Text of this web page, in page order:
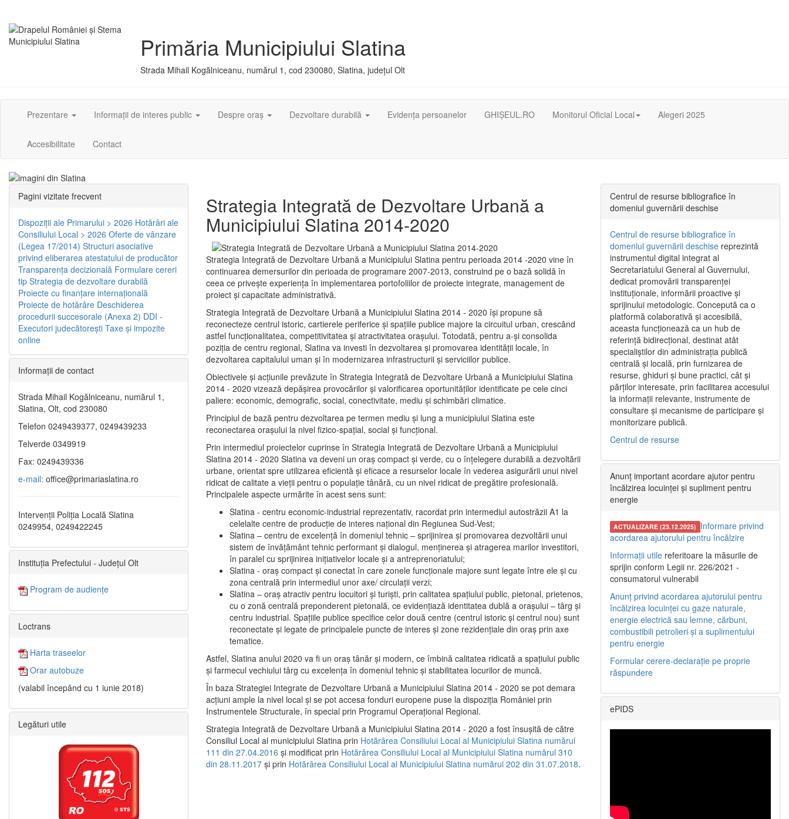
Primăria Municipiului Slatina
Strada Mihail Kogălniceanu, numărul 1, cod 230080, Slatina, județul Olt
Prezentare Informații de interes public Despre oraș Dezvoltare durabilă Evidența persoanelor GHIȘEUL.RO Monitorul Oficial Local Alegeri 2025
Accesibilitate Contact
Strategia Integrată de Dezvoltare Urbană a
Municipiului Slatina 2014-2020
Strategia Integrată de Dezvoltare Urbană a Municipiului Slatina pentru perioada 2014 -2020 vine în
continuarea demersurilor din perioada de programare 2007-2013, construind pe o bază solidă în
ceea ce priveşte experienţa în implementarea portofoliilor de proiecte integrate, management de
proiect și capacitate administrativă.
Strategia Integrată de Dezvoltare Urbană a Municipiului Slatina 2014 - 2020 își propune să
reconecteze centrul istoric, cartierele periferice şi spaţiile publice majore la circuitul urban, crescând
astfel funcţionalitatea, competitivitatea şi atractivitatea oraşului. Totodată, pentru a-şi consolida
poziţia de centru regional, Slatina va investi în dezvoltarea şi promovarea identităţii locale, în
dezvoltarea capitalului uman şi în modernizarea infrastructurii şi serviciilor publice.
Obiectivele şi acţiunile prevăzute în Strategia Integrată de Dezvoltare Urbană a Municipiului Slatina
2014 - 2020 vizează depășirea provocărilor şi valorificarea oportunităţilor identificate pe cele cinci
paliere: economic, demografic, social, conectivitate, mediu şi schimbări climatice.
Principiul de bază pentru dezvoltarea pe termen mediu şi lung a municipiului Slatina este
reconectarea oraşului la nivel fizico-spaţial, social şi funcţional.
Prin intermediul proiectelor cuprinse în Strategia Integrată de Dezvoltare Urbană a Municipiului
Slatina 2014 - 2020 Slatina va deveni un oraş compact şi verde, cu o înţelegere durabilă a dezvoltării
urbane, orientat spre utilizarea eficientă şi eficace a resurselor locale în vederea asigurării unui nivel
ridicat de calitate a vieţii pentru o populaţie tânără, cu un nivel ridicat de pregătire profesională.
Principalele aspecte urmărite în acest sens sunt:
Slatina - centru economic-industrial reprezentativ, racordat prin intermediul autostrăzii A1 la
celelalte centre de producţie de interes naţional din Regiunea Sud-Vest;
Slatina – centru de excelenţă în domeniul tehnic – sprijinirea şi promovarea dezvoltării unui
sistem de învăţământ tehnic performant şi dialogul, menţinerea şi atragerea marilor investitori,
în paralel cu sprijinirea iniţiativelor locale şi a antreprenoriatului;
Slatina - oraş compact şi conectat în care zonele funcţionale majore sunt legate între ele şi cu
zona centrală prin intermediul unor axe/ circulații verzi;
Slatina – oraş atractiv pentru locuitori şi turişti, prin calitatea spaţiului public, pietonal, prietenos,
cu o zonă centrală preponderent pietonală, ce evidenţiază identitatea dublă a oraşului – târg şi
centru industrial. Spaţiile publice specifice celor două centre (centrul istoric şi centrul nou) sunt
reconectate şi legate de principalele puncte de interes şi zone rezidenţiale din oraş prin axe
tematice.
Astfel, Slatina anului 2020 va fi un oraş tânăr şi modern, ce îmbină calitatea ridicată a spaţiului public
şi farmecul vechiului târg cu excelenţa în domeniul tehnic şi stabilitatea locurilor de muncă.
În baza Strategiei Integrate de Dezvoltare Urbană a Municipiului Slatina 2014 - 2020 se pot demara
acţiuni ample la nivel local şi se pot accesa fonduri europene puse la dispoziţia României prin
Instrumentele Structurale, în special prin Programul Operațional Regional.
Strategia Integrată de Dezvoltare Urbană a Municipiului Slatina 2014 - 2020 a fost însuşită de către
Consiliul Local al municipiului Slatina prin Hotărârea Consiliului Local al Municipiului Slatina numărul
111 din 27.04.2016 și modificat prin Hotărârea Consiliului Local al Municipiului Slatina numărul 310
din 28.11.2017 și prin Hotărârea Consiliului Local al Municipiului Slatina numărul 202 din 31.07.2018.
Pagini vizitate frecvent
Dispoziţii ale Primarului > 2026 Hotărâri ale
Consiliului Local > 2026 Oferte de vânzare
(Legea 17/2014) Structuri asociative
privind eliberarea atestatului de producător
Transparenţa decizională Formulare cereri
tip Strategia de dezvoltare durabilă
Proiecte cu finanţare internaţională
Proiecte de hotărâre Deschiderea
procedurii succesorale (Anexa 2) DDI -
Executori judecătorești Taxe şi impozite
online
Informaţii de contact
Strada Mihail Kogălniceanu, numărul 1,
Slatina, Olt, cod 230080
Telefon 0249439377, 0249439233
Telverde 0349919
Fax: 0249439336
e-mail: office@primariaslatina.ro
Intervenții Poliția Locală Slatina
0249954, 0249422245
Instituția Prefectului - Județul Olt
Program de audiențe
Loctrans
Harta traseelor
Orar autobuze
(valabil începând cu 1 iunie 2018)
Legături utile
Centrul de resurse bibliografice în
domeniul guvernării deschise
Centrul de resurse bibliografice în
domeniul guvernării deschise reprezintă
instrumentul digital integrat al
Secretariatului General al Guvernului,
dedicat promovării transparenței
instituționale, informării proactive și
sprijinului metodologic. Concepută ca o
platformă colaborativă și accesibilă,
aceasta funcționează ca un hub de
referință bidirecțional, destinat atât
specialiștilor din administrația publică
centrală și locală, prin furnizarea de
resurse, ghiduri și bune practici, cât și
părților interesate, prin facilitarea accesului
la informații relevante, instrumente de
consultare și mecanisme de participare și
monitorizare publică.
Centrul de resurse
Anunț important acordare ajutor pentru
încălzirea locuinței și supliment pentru
energie
ACTUALIZARE (23.12.2025) Informare privind
acordarea ajutorului pentru încălzire
Informații utile referitoare la măsurile de
sprijin conform Legii nr. 226/2021 -
consumatorul vulnerabil
Anunț privind acordarea ajutorului pentru
încălzirea locuinței cu gaze naturale,
energie electrică sau lemne, cărbuni,
combustibili petrolieri și a suplimentului
pentru energie
Formular cerere-declarație pe proprie
răspundere
ePIDS